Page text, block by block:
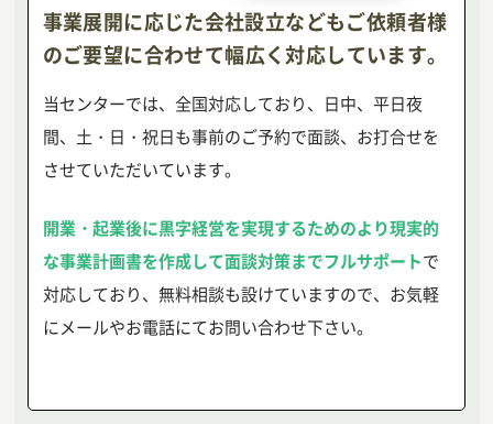
事業展開に応じた会社設立などもご依頼者様
のご要望に合わせて幅広く対応しています。
当センターでは、全国対応しており、日中、平日夜
間、土・日・祝日も事前のご予約で面談、お打合せを
させていただいています。
開業・起業後に黒字経営を実現するためのより現実的
な事業計画書を作成して面談対策までフルサポートで
対応しており、無料相談も設けていますので、お気軽
にメールやお電話にてお問い合わせ下さい。